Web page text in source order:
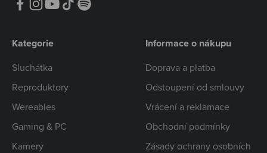
Kategorie
Sluchátka
Reproduktory
Wereables
Gaming & PC
Kamery
Informace o nákupu
Doprava a platba
Odstoupení od smlouvy
Vrácení a reklamace
Obchodní podmínky
Zásady ochrany osobních